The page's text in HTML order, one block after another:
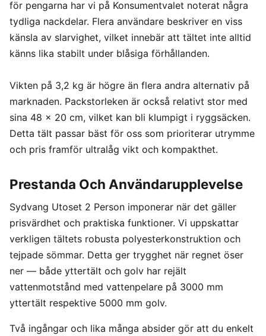
för pengarna har vi på Konsumentvalet noterat några
tydliga nackdelar. Flera användare beskriver en viss
känsla av slarvighet, vilket innebär att tältet inte alltid
känns lika stabilt under blåsiga förhållanden.
Vikten på 3,2 kg är högre än flera andra alternativ på
marknaden. Packstorleken är också relativt stor med
sina 48 x 20 cm, vilket kan bli klumpigt i ryggsäcken.
Detta tält passar bäst för oss som prioriterar utrymme
och pris framför ultralåg vikt och kompakthet.
Prestanda Och Användarupplevelse
Sydvang Utoset 2 Person imponerar när det gäller
prisvärdhet och praktiska funktioner. Vi uppskattar
verkligen tältets robusta polyesterkonstruktion och
tejpade sömmar. Detta ger trygghet när regnet öser
ner — både yttertält och golv har rejält
vattenmotstånd med vattenpelare på 3000 mm
yttertält respektive 5000 mm golv.
Två ingångar och lika många absider gör att du enkelt